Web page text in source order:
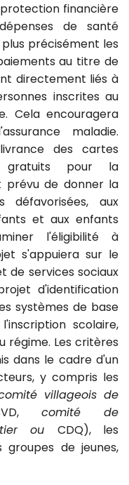
financière
de santé
précisément les
au titre de
directement liés à
inscrites au
Cela encouragera
maladie.
des cartes
gratuits pour la
prévu de donner la
défavorisées, aux
et aux enfants
l'éligibilité à
s'appuiera sur le
de services sociaux
d'identification
systèmes de base
scolaire,
régime. Les critères
dans le cadre d'un
y compris les
villageois de
comité de
ou CDQ), les
de jeunes,